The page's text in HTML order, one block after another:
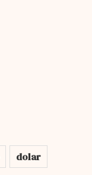
dolar